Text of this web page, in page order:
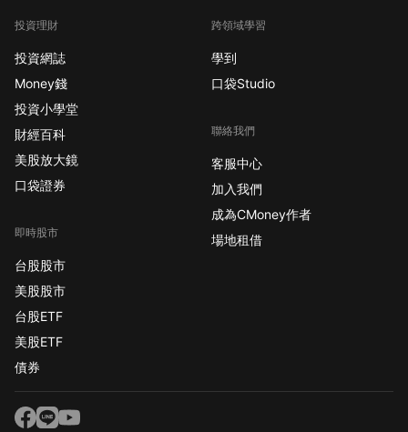
投資理財
投資網誌
Money錢
投資小學堂
財經百科
美股放大鏡
口袋證券
即時股市
台股股市
美股股市
台股ETF
美股ETF
債券
跨領域學習
學到
口袋Studio
聯絡我們
客服中心
加入我們
成為CMoney作者
場地租借